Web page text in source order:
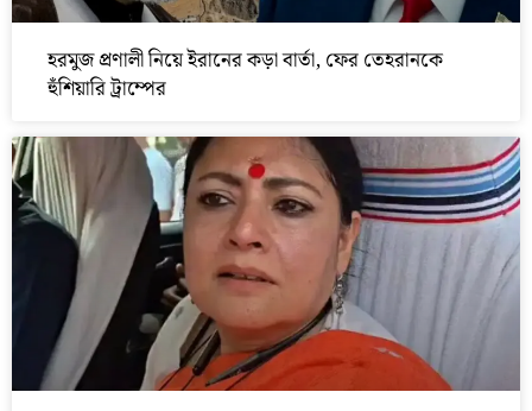
হরমুজ প্রণালী নিয়ে ইরানের কড়া বার্তা, ফের তেহরানকে
হুঁশিয়ারি ট্রাম্পের